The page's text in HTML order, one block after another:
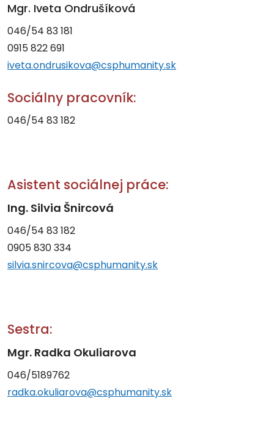
Mgr. Iveta Ondrušíková
046/54 83 181
0915 822 691
iveta.ondrusikova@csphumanity.sk
Sociálny pracovník:
046/54 83 182
Asistent sociálnej práce:
Ing. Silvia Šnircová
046/54 83 182
0905 830 334
silvia.snircova@csphumanity.sk
Sestra:
Mgr. Radka Okuliarova
046/5189762
radka.okuliarova@csphumanity.sk